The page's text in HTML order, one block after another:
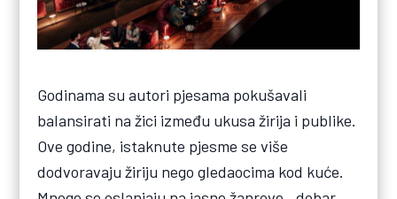
Godinama su autori pjesama pokušavali
balansirati na žici između ukusa žirija i publike.
Ove godine, istaknute pjesme se više
dodvoravaju žiriju nego gledaocima kod kuće.